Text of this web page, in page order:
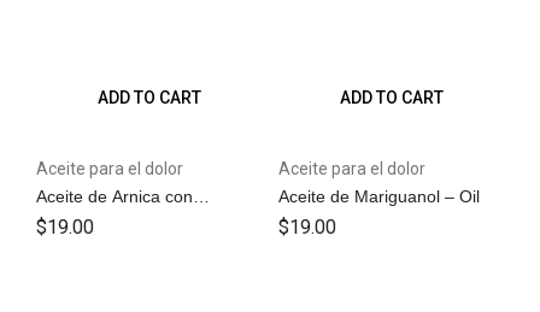
ADD TO CART
Aceite para el dolor
Aceite de Arnica con
Diclofenaco y Naproxeno –
Oil
$19.00
ADD TO CART
Aceite para el dolor
Aceite de Mariguanol – Oil
$19.00